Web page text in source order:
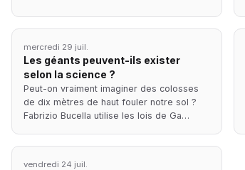
mercredi 29 juil.
Les géants peuvent-ils exister
selon la science ?
Peut-on vraiment imaginer des colosses
de dix mètres de haut fouler notre sol ?
Fabrizio Bucella utilise les lois de Ga…
vendredi 24 juil.